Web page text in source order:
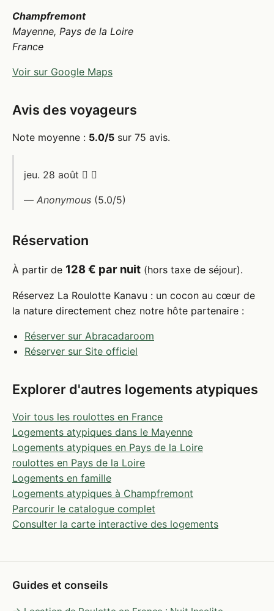
Champfremont
Mayenne, Pays de la Loire
France
Voir sur Google Maps
Avis des voyageurs
Note moyenne : 5.0/5 sur 75 avis.
jeu. 28 août  
— Anonymous (5.0/5)
Réservation
À partir de 128 € par nuit (hors taxe de séjour).
Réservez La Roulotte Kanavu : un cocon au cœur de
la nature directement chez notre hôte partenaire :
Réserver sur Abracadaroom
Réserver sur Site officiel
Explorer d'autres logements atypiques
Voir tous les roulottes en France
Logements atypiques dans le Mayenne
Logements atypiques en Pays de la Loire
roulottes en Pays de la Loire
Logements en famille
Logements atypiques à Champfremont
Parcourir le catalogue complet
Consulter la carte interactive des logements
Guides et conseils